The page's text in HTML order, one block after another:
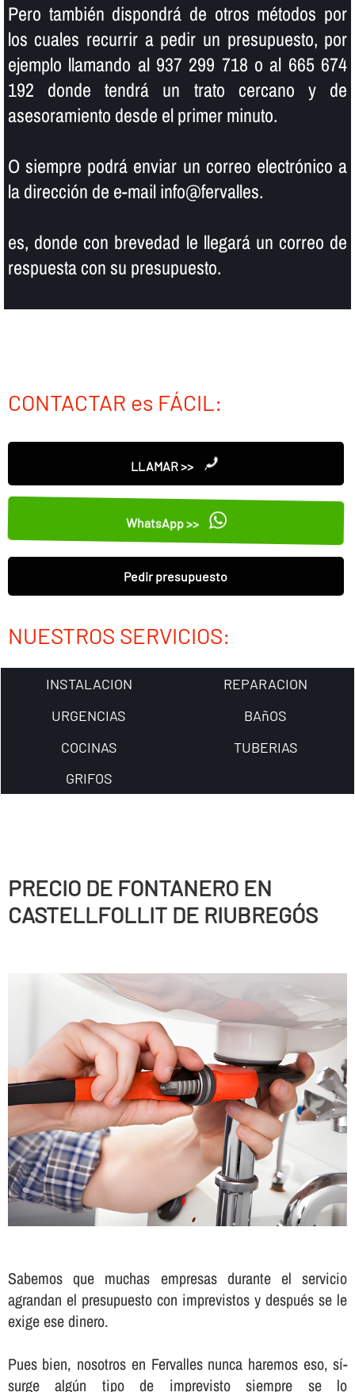
Pero también dispondrá de otros métodos por
los cuales recurrir a pedir un presupuesto, por
ejemplo llamando al 937 299 718 o al 665 674
192 donde tendrá un trato cercano y de
asesoramiento desde el primer minuto.
O siempre podrá enviar un correo electrónico a
la dirección de e-mail info@fervalles.
es, donde con brevedad le llegará un correo de
respuesta con su presupuesto.
CONTACTAR es FÁCIL:
LLAMAR >>
WhatsApp >>
Pedir presupuesto
NUESTROS SERVICIOS:
INSTALACION
REPARACION
URGENCIAS
BAñOS
COCINAS
TUBERIAS
GRIFOS
PRECIO DE FONTANERO EN
CASTELLFOLLIT DE RIUBREGÓS
Sabemos que muchas empresas durante el servicio
agrandan el presupuesto con imprevistos y después se le
exige ese dinero.
Pues bien, nosotros en Fervalles nunca haremos eso, sí­
surge algún tipo de imprevisto siempre se lo